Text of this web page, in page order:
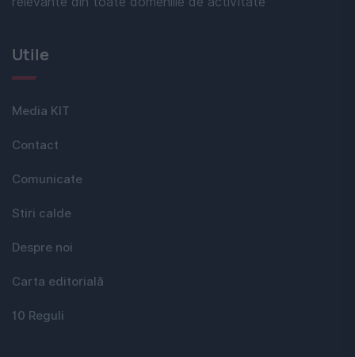
Utile
Media KIT
Contact
Comunicate
Stiri calde
Despre noi
Carta editorială
10 Reguli